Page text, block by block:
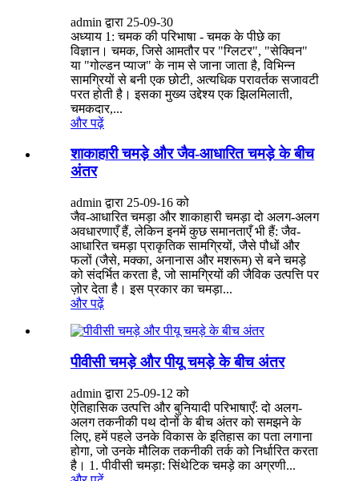
admin द्वारा 25-09-30
अध्याय 1: चमक की परिभाषा - चमक के पीछे का
विज्ञान। चमक, जिसे आमतौर पर "ग्लिटर", "सेक्विन"
या "गोल्डन प्याज" के नाम से जाना जाता है, विभिन्न
सामग्रियों से बनी एक छोटी, अत्यधिक परावर्तक सजावटी
परत होती है। इसका मुख्य उद्देश्य एक झिलमिलाती,
चमकदार,...
और पढ़ें
शाकाहारी चमड़े और जैव-आधारित चमड़े के बीच
अंतर
admin द्वारा 25-09-16 को
जैव-आधारित चमड़ा और शाकाहारी चमड़ा दो अलग-अलग
अवधारणाएँ हैं, लेकिन इनमें कुछ समानताएँ भी हैं: जैव-
आधारित चमड़ा प्राकृतिक सामग्रियों, जैसे पौधों और
फलों (जैसे, मक्का, अनानास और मशरूम) से बने चमड़े
को संदर्भित करता है, जो सामग्रियों की जैविक उत्पत्ति पर
ज़ोर देता है। इस प्रकार का चमड़ा...
और पढ़ें
पीवीसी चमड़े और पीयू चमड़े के बीच अंतर
admin द्वारा 25-09-12 को
ऐतिहासिक उत्पत्ति और बुनियादी परिभाषाएँ: दो अलग-
अलग तकनीकी पथ दोनों के बीच अंतर को समझने के
लिए, हमें पहले उनके विकास के इतिहास का पता लगाना
होगा, जो उनके मौलिक तकनीकी तर्क को निर्धारित करता
है। 1. पीवीसी चमड़ा: सिंथेटिक चमड़े का अग्रणी...